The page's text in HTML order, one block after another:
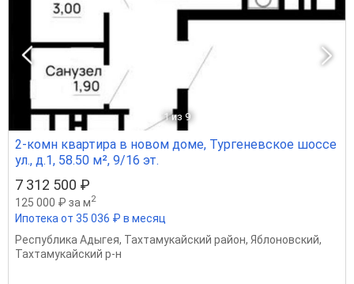
1 из 9
2-комн квартира в новом доме, Тургеневское шоссе
ул., д.1, 58.50 м², 9/16 эт.
7 312 500 ₽
125 000 ₽ за м2
Ипотека от 35 036 ₽ в месяц
Республика Адыгея, Тахтамукайский район, Яблоновский,
Тахтамукайский р-н